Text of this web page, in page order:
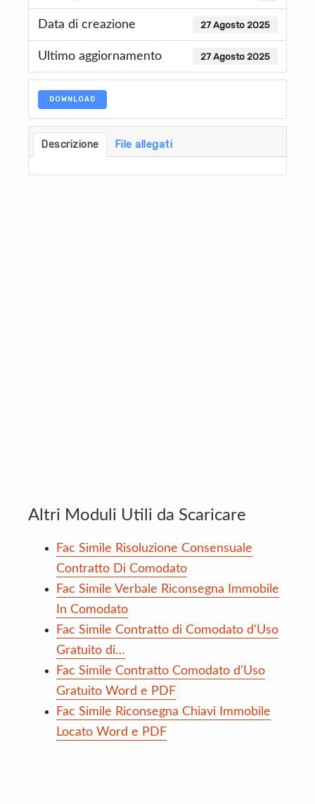
Data di creazione 27 Agosto 2025
Ultimo aggiornamento 27 Agosto 2025
DOWNLOAD
Descrizione File allegati
Altri Moduli Utili da Scaricare
Fac Simile Risoluzione Consensuale
Contratto Di Comodato
Fac Simile Verbale Riconsegna Immobile
In Comodato
Fac Simile Contratto di Comodato d'Uso
Gratuito di…
Fac Simile Contratto Comodato d'Uso
Gratuito Word e PDF
Fac Simile Riconsegna Chiavi Immobile
Locato Word e PDF